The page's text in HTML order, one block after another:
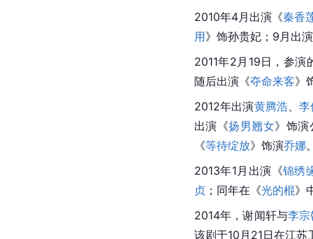
2010年4月出演《秦香
用》饰孙贵妃；9月出
2011年2月19日，参演
随后出演《夺命来客》
2012年出演黄腾浩、李
出演《扬男翘女》饰演
《等待绽放》饰演乔娜
2013年1月出演《锦绣
贞 ；同年在《光的棍》
2014年，谢闻轩与李宗
该剧于10月21日在江苏